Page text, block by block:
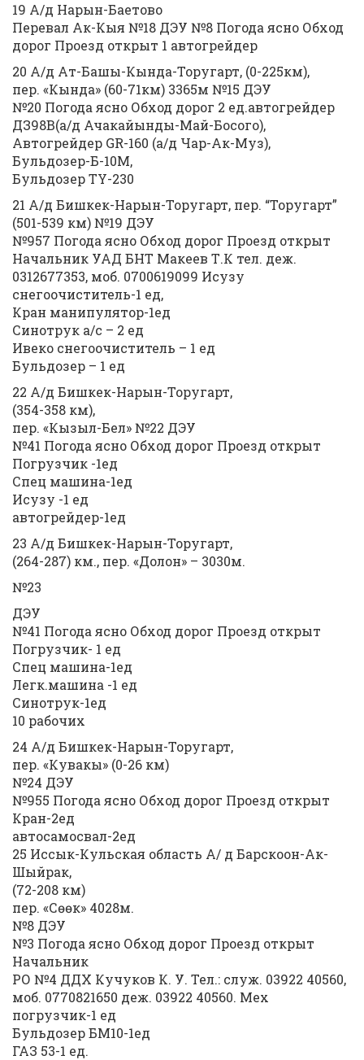
19 А/д Нарын-Баетово
Перевал Ак-Кыя №18 ДЭУ №8 Погода ясно Обход
дорог Проезд открыт 1 автогрейдер
20 А/д Ат-Башы-Кында-Торугарт, (0-225км),
пер. «Кында» (60-71км) 3365м №15 ДЭУ
№20 Погода ясно Обход дорог 2 ед.автогрейдер
ДЗ98В(а/д Ачакайынды-Май-Босого),
Автогрейдер GR-160 (а/д Чар-Ак-Муз),
Бульдозер-Б-10М,
Бульдозер TY-230
21 А/д Бишкек-Нарын-Торугарт, пер. “Торугарт”
(501-539 км) №19 ДЭУ
№957 Погода ясно Обход дорог Проезд открыт
Начальник УАД БНТ Макеев Т.К тел. деж.
0312677353, моб. 0700619099 Исузу
снегоочиститель-1 ед,
Кран манипулятор-1ед
Синотрук а/с – 2 ед
Ивеко снегоочиститель – 1 ед
Бульдозер – 1 ед
22 А/д Бишкек-Нарын-Торугарт,
(354-358 км),
пер. «Кызыл-Бел» №22 ДЭУ
№41 Погода ясно Обход дорог Проезд открыт
Погрузчик -1ед
Спец машина-1ед
Исузу -1 ед
автогрейдер-1ед
23 А/д Бишкек-Нарын-Торугарт,
(264-287) км., пер. «Долон» – 3030м.
№23
ДЭУ
№41 Погода ясно Обход дорог Проезд открыт
Погрузчик- 1 ед
Спец машина-1ед
Легк.машина -1 ед
Синотрук-1ед
10 рабочих
24 А/д Бишкек-Нарын-Торугарт,
пер. «Кувакы» (0-26 км)
№24 ДЭУ
№955 Погода ясно Обход дорог Проезд открыт
Кран-2ед
автосамосвал-2ед
25 Иссык-Кульская область А/ д Барскоон-Ак-
Шыйрак,
(72-208 км)
пер. «Сөөк» 4028м.
№8 ДЭУ
№3 Погода ясно Обход дорог Проезд открыт
Начальник
РО №4 ДДХ Кучуков К. У. Тел.: служ. 03922 40560,
моб. 0770821650 деж. 03922 40560. Мех
погрузчик-1 ед
Бульдозер БМ10-1ед
ГАЗ 53-1 ед.